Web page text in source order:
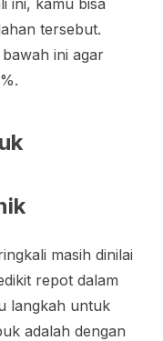
tersebut.
ini agar
masih dinilai
repot dalam
langkah untuk
adalah dengan